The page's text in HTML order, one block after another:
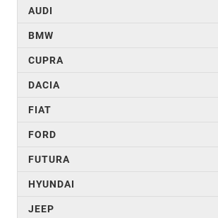
AUDI
BMW
CUPRA
DACIA
FIAT
FORD
FUTURA
HYUNDAI
JEEP